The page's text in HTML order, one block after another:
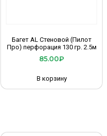
Багет AL Стеновой (Пилот
Про) перфорация 130 гр. 2.5м
85.00₽
В корзину